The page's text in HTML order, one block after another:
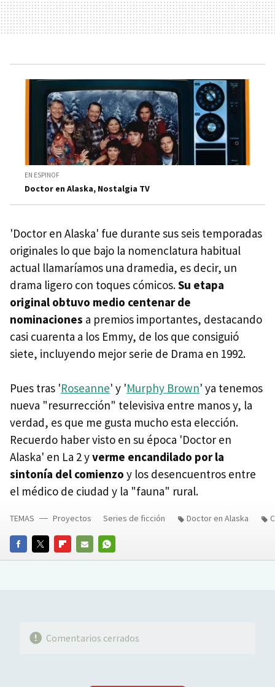
EN ESPINOF
Doctor en Alaska, Nostalgia TV
'Doctor en Alaska' fue durante sus seis temporadas
originales lo que bajo la nomenclatura habitual
actual llamaríamos una dramedia, es decir, un
drama ligero con toques cómicos.Su etapa
original obtuvo medio centenar de
nominaciones a premios importantes, destacando
casi cuarenta a los Emmy, de los que consiguió
siete, incluyendo mejor serie de Drama en 1992.
Pues tras 'Roseanne' y 'Murphy Brown' ya tenemos
nueva "resurrección" televisiva entre manos y, la
verdad, es que me gusta mucho esta elección.
Recuerdo haber visto en su época 'Doctor en
Alaska' en La 2 yverme encandilado por la
sintonía del comienzo y los desencuentros entre
el médico de ciudad y la "fauna" rural.
FACEBOOKTWITTERFLIPBOARD
E-
WHATSAPP
TEMAS Proyectos Series de ficción Doctor en Alaska
Comentarios cerrados